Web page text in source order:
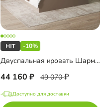
до
-10%
Двуспальная кровать Шармель-160 Лайф с мягким изголовьем
44 160 49 070
Доступно для доставки